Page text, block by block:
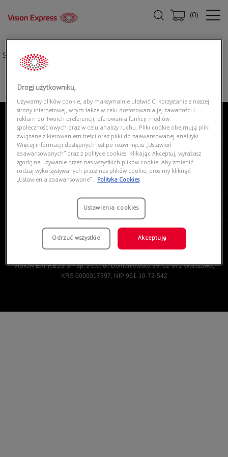
(0)
Strona główna|
O NAS
MOJE VISION EXPRESS
PRODUKTY I USŁUGI
VISION EXPRESS SP Sp. z o.o. ul. Domaniewska 39, 02-672 Warszawa,
KRS 0000017397, NIP 951-19-72-542
Drogi użytkowniku,
Używamy plików cookie, aby maksymalnie ułatwić Ci korzystanie z naszej
strony internetowej, w tym także w celu dostosowania jej zawartości i
reklam do Twoich preferencji, oferowania funkcji mediów
społecznościowych oraz w celu analizy ruchu. Pliki cookie obejmują pliki
związane z kierowaniem treści oraz pliki do zaawansowanej analityki.
Więcej informacji dostępnych jest po rozwinięciu „Ustawień
zaawansowanych” oraz z polityce cookies. Klikając Akceptuj, wyrażasz
zgodę na używanie przez nas wszystkich plików cookie. Aby zmienić
rodzaj wykorzystywanych przez nas plików cookie, prosimy kliknąć
„Ustawienia zaawansowane”.
Polityka Cookies
Ustawienia cookies
Odrzuć wszystkie Akceptuję